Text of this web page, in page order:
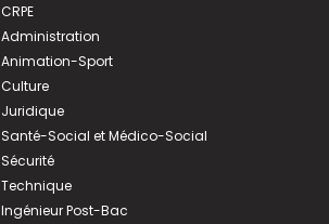
CRPE
Administration
Animation-Sport
Culture
Juridique
Santé-Social et Médico-Social
Sécurité
Technique
Ingénieur Post-Bac